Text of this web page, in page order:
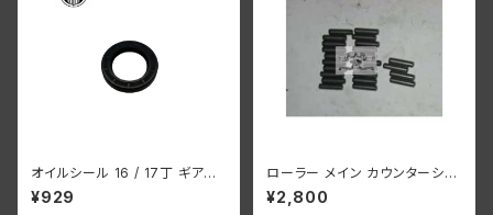
オイルシール 16 / 17丁 ギアボ
ックス スプロケット用 ハーレー
ダビッドソン 1941-73年 WL G
¥929
ローラー メイン カウンターシャ
フト 0008" オーバーサイズ 24
個
¥2,800